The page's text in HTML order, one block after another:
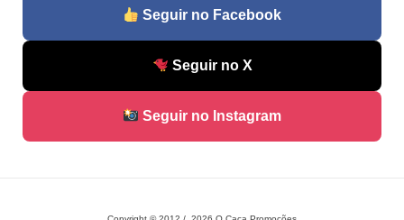
Seguir no Facebook
Seguir no X
Seguir no Instagram